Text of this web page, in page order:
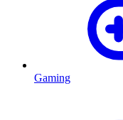
Gaming